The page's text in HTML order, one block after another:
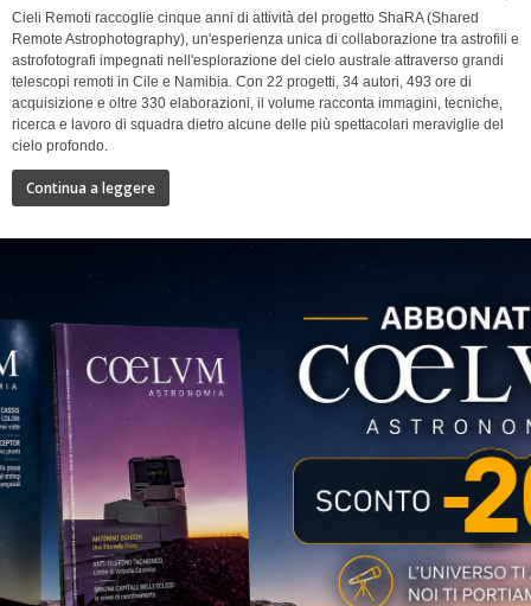
Cieli Remoti raccoglie cinque anni di attività del progetto ShaRA (Shared
Remote Astrophotography), un'esperienza unica di collaborazione tra astrofili e
astrofotografi impegnati nell'esplorazione del cielo australe attraverso grandi
telescopi remoti in Cile e Namibia. Con 22 progetti, 34 autori, 493 ore di
acquisizione e oltre 330 elaborazioni, il volume racconta immagini, tecniche,
ricerca e lavoro di squadra dietro alcune delle più spettacolari meraviglie del
cielo profondo.
Continua a leggere